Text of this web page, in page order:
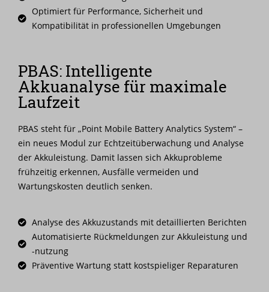
Optimiert für Performance, Sicherheit und
Kompatibilität in professionellen Umgebungen
PBAS: Intelligente
Akkuanalyse für maximale
Laufzeit
PBAS steht für „Point Mobile Battery Analytics System“ –
ein neues Modul zur Echtzeitüberwachung und Analyse
der Akkuleistung. Damit lassen sich Akkuprobleme
frühzeitig erkennen, Ausfälle vermeiden und
Wartungskosten deutlich senken.
Analyse des Akkuzustands mit detaillierten Berichten
Automatisierte Rückmeldungen zur Akkuleistung und
-nutzung
Präventive Wartung statt kostspieliger Reparaturen